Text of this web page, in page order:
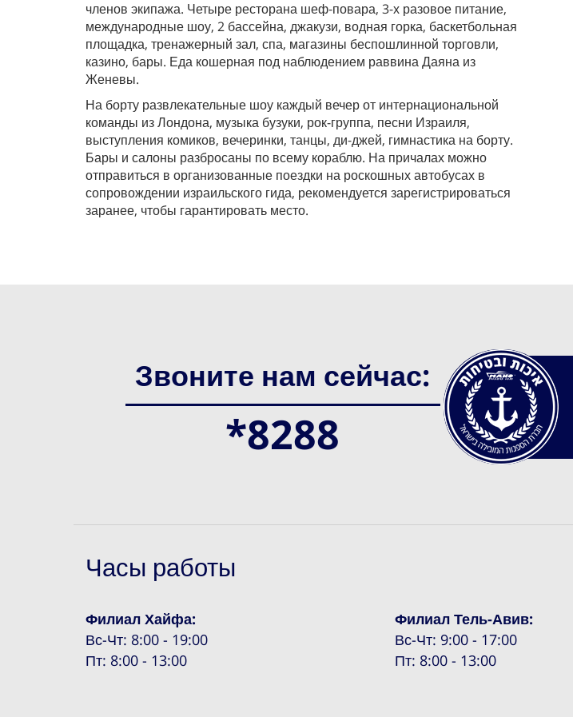
членов экипажа. Четыре ресторана шеф-повара, 3-х разовое питание,
международные шоу, 2 бассейна, джакузи, водная горка, баскетбольная
площадка, тренажерный зал, спа, магазины беспошлинной торговли,
казино, бары. Еда кошерная под наблюдением раввина Даяна из
Женевы.
На борту развлекательные шоу каждый вечер от интернациональной
команды из Лондона, музыка бузуки, рок-группа, песни Израиля,
выступления комиков, вечеринки, танцы, ди-джей, гимнастика на борту.
Бары и салоны разбросаны по всему кораблю. На причалах можно
отправиться в организованные поездки на роскошных автобусах в
сопровождении израильского гида, рекомендуется зарегистрироваться
заранее, чтобы гарантировать место.
Звоните нам сейчас:
*8288
Часы работы
Филиал Хайфа:
Вс-Чт: 8:00 - 19:00
Пт: 8:00 - 13:00
Филиал Тель-Авив:
Вс-Чт: 9:00 - 17:00
Пт: 8:00 - 13:00